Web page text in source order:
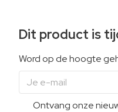
Dit product is
Word op de hoogte
Ontvang onze